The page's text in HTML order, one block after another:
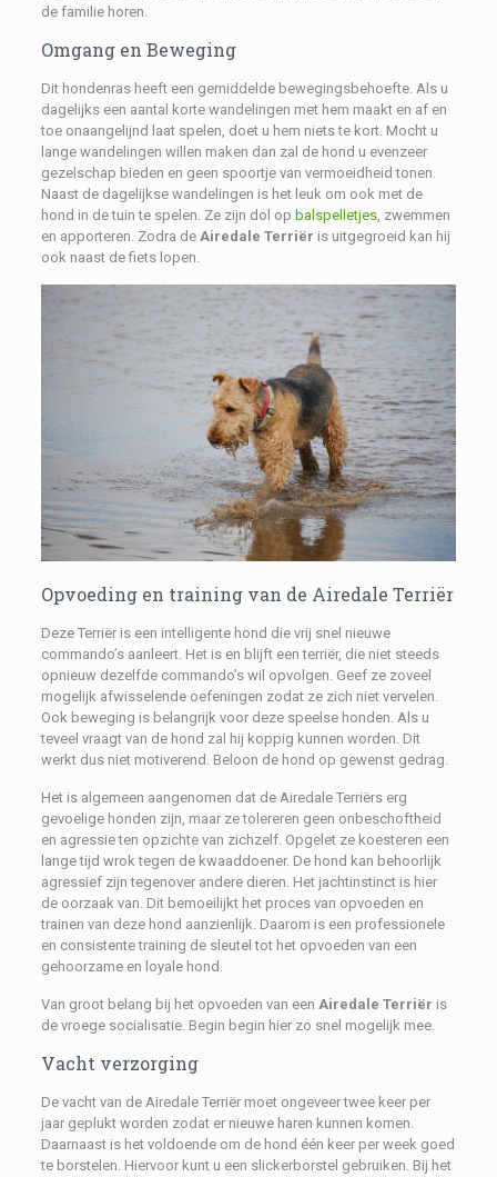
de familie horen.
Omgang en Beweging
Dit hondenras heeft een gemiddelde bewegingsbehoefte. Als u
dagelijks een aantal korte wandelingen met hem maakt en af en
toe onaangelijnd laat spelen, doet u hem niets te kort. Mocht u
lange wandelingen willen maken dan zal de hond u evenzeer
gezelschap bieden en geen spoortje van vermoeidheid tonen.
Naast de dagelijkse wandelingen is het leuk om ook met de
hond in de tuin te spelen. Ze zijn dol op balspelletjes, zwemmen
en apporteren. Zodra de Airedale Terriër is uitgegroeid kan hij
ook naast de fiets lopen.
Opvoeding en training van de Airedale Terriër
Deze Terriër is een intelligente hond die vrij snel nieuwe
commando’s aanleert. Het is en blijft een terriër, die niet steeds
opnieuw dezelfde commando’s wil opvolgen. Geef ze zoveel
mogelijk afwisselende oefeningen zodat ze zich niet vervelen.
Ook beweging is belangrijk voor deze speelse honden. Als u
teveel vraagt van de hond zal hij koppig kunnen worden. Dit
werkt dus niet motiverend. Beloon de hond op gewenst gedrag.
Het is algemeen aangenomen dat de Airedale Terriërs erg
gevoelige honden zijn, maar ze tolereren geen onbeschoftheid
en agressie ten opzichte van zichzelf. Opgelet ze koesteren een
lange tijd wrok tegen de kwaaddoener. De hond kan behoorlijk
agressief zijn tegenover andere dieren. Het jachtinstinct is hier
de oorzaak van. Dit bemoeilijkt het proces van opvoeden en
trainen van deze hond aanzienlijk. Daarom is een professionele
en consistente training de sleutel tot het opvoeden van een
gehoorzame en loyale hond.
Van groot belang bij het opvoeden van een Airedale Terriër is
de vroege socialisatie. Begin begin hier zo snel mogelijk mee.
Vacht verzorging
De vacht van de Airedale Terriër moet ongeveer twee keer per
jaar geplukt worden zodat er nieuwe haren kunnen komen.
Daarnaast is het voldoende om de hond één keer per week goed
te borstelen. Hiervoor kunt u een slickerborstel gebruiken. Bij het